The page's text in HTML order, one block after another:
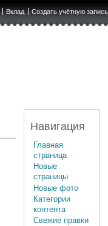
Вклад Создать учётную запись
Навигация
Главная
страница
Новые
страницы
Новые фото
Категории
контента
Свежие правки